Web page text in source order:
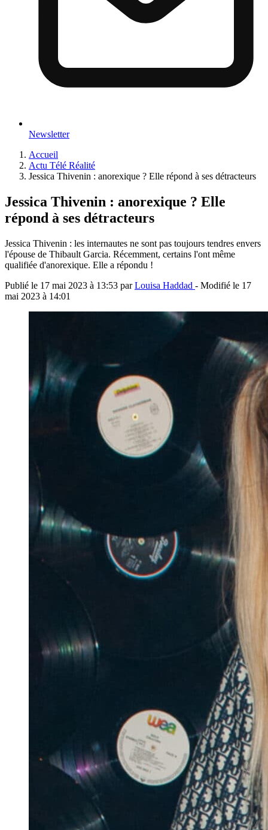
Newsletter
Accueil
Actu Télé Réalité
Jessica Thivenin : anorexique ? Elle répond à ses détracteurs
Jessica Thivenin : anorexique ? Elle
répond à ses détracteurs
Jessica Thivenin : les internautes ne sont pas toujours tendres envers
l'épouse de Thibault Garcia. Récemment, certains l'ont même
qualifiée d'anorexique. Elle a répondu !
Publié le 17 mai 2023 à 13:53 parLouisa Haddad - Modifié le 17
mai 2023 à 14:01